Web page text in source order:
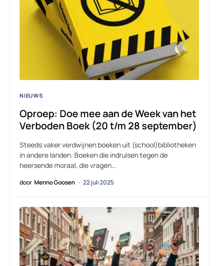
NIEUWS
Oproep: Doe mee aan de Week van het
Verboden Boek (20 t/m 28 september)
Steeds vaker verdwijnen boeken uit (school)bibliotheken
in andere landen. Boeken die indruisen tegen de
heersende moraal, die vragen…
door Menno Goosen 22 juli 2025